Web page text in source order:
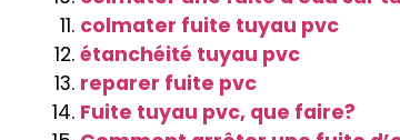
colmater fuite tuyau pvc
étanchéité tuyau pvc
reparer fuite pvc
Fuite tuyau pvc, que faire?